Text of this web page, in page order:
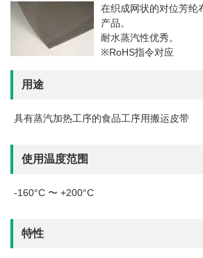
在织成网状的对位芳纶
产品。
耐水蒸汽性优秀。
※RoHS指令对应
用途
具有蒸汽加热工序的食品工序用搬运皮带
使用温度范围
-160°C 〜 +200°C
特性